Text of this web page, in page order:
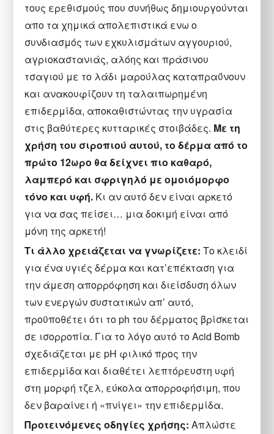
τους ερεθισμούς που συνήθως δημιουργούνται
απο τα χημικά απολεπιστικά ενω ο
συνδιασμός των εχκυλισμάτων αγγουριού,
αγριοκαστανιάς, αλόης και πράσινου
τσαγιού με το λάδι μαρούλας καταπραΰνουν
και ανακουφίζουν τη ταλαιπωρημένη
επιδερμίδα, αποκαθιστώντας την υγρασία
στις βαθύτερες κυτταρικές στοιβάδες. Με τη
χρήση του σιροπιού αυτού, το δέρμα από το
πρώτο 12ωρο θα δείχνει πιο καθαρό,
λαμπερό και σφριγηλό με ομοιόμορφο
τόνο και υφή. Κι αν αυτό δεν είναι αρκετό
για να σας πείσει… μια δοκιμή είναι από
μόνη της αρκετή!
Τι άλλο χρειάζεται να γνωρίζετε:Το κλειδί
για ένα υγιές δέρμα και κατ’επέκταση για
την άμεση απορρόφηση και διείσδυση όλων
των ενεργών συστατικών απ’ αυτό,
προϋποθέτει ότι το ph του δέρματος βρίσκεται
σε ισορροπία. Για το λόγο αυτό το Acid Bomb
σχεδιάζεται με pH φιλικό προς την
επιδερμίδα και διαθέτει λεπτόρευστη υφή
στη μορφή τζελ, εύκολα απορροφήσιμη, που
δεν βαραίνει ή «πνίγει» την επιδερμίδα.
Προτεινόμενες οδηγίες χρήσης:Απλώστε